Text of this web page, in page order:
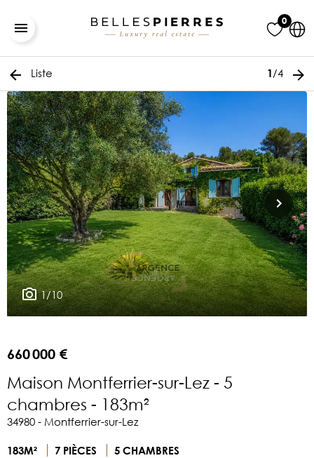
0
Liste 1/4
1/10
660 000 €
Maison Montferrier-sur-Lez - 5
chambres - 183m²
34980 - Montferrier-sur-Lez
183M² 7 PIÈCES 5 CHAMBRES